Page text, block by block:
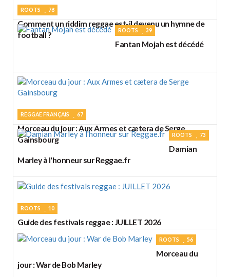
ROOTS 78
Comment un riddim reggae est-il devenu un hymne de
football ?
ROOTS 39
Fantan Mojah est décédé
REGGAE FRANÇAIS 67
Morceau du jour : Aux Armes et cætera de Serge
Gainsbourg
ROOTS 73
Damian
Marley à l'honneur sur Reggae.fr
ROOTS 10
Guide des festivals reggae : JUILLET 2026
ROOTS 56
Morceau du
jour : War de Bob Marley